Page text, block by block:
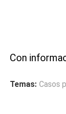
Con
Temas: Casos